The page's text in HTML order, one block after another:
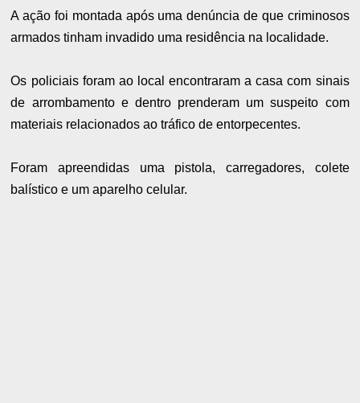
A ação foi montada após uma denúncia de que criminosos
armados tinham invadido uma residência na localidade.
Os policiais foram ao local encontraram a casa com sinais
de arrombamento e dentro prenderam um suspeito com
materiais relacionados ao tráfico de entorpecentes.
Foram apreendidas uma pistola, carregadores, colete
balístico e um aparelho celular.